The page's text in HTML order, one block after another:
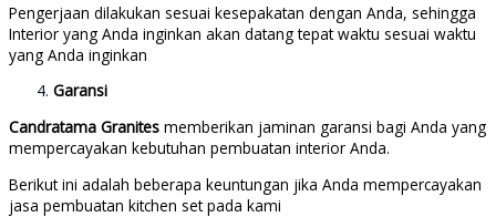
Pengerjaan dilakukan sesuai kesepakatan dengan Anda, sehingga
Interior yang Anda inginkan akan datang tepat waktu sesuai waktu
yang Anda inginkan
Garansi
Candratama Granites memberikan jaminan garansi bagi Anda yang
mempercayakan kebutuhan pembuatan interior Anda.
Berikut ini adalah beberapa keuntungan jika Anda mempercayakan
jasa pembuatan kitchen set pada kami